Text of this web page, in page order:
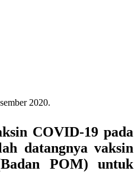
2020.
COVID-19 pada
datangnya vaksin
POM) untuk